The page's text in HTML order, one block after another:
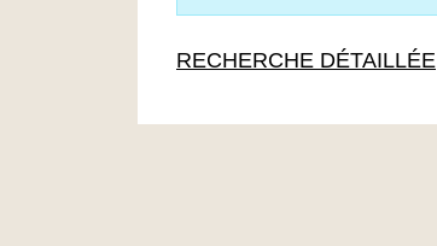
RECHERCHE DÉTAILLÉE